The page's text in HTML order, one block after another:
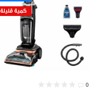
كمية قليلة
0